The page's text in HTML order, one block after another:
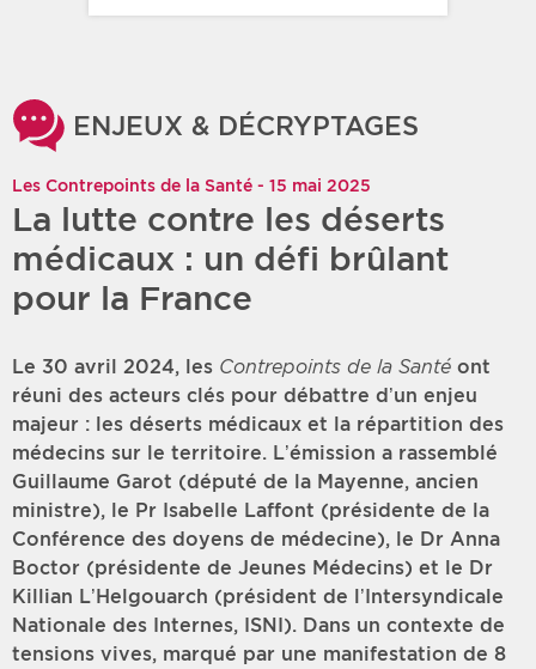
ENJEUX & DÉCRYPTAGES
Les Contrepoints de la Santé - 15 mai 2025
La lutte contre les déserts
médicaux : un défi brûlant
pour la France
Le 30 avril 2024, les Contrepoints de la Santé ont
réuni des acteurs clés pour débattre d’un enjeu
majeur : les déserts médicaux et la répartition des
médecins sur le territoire. L’émission a rassemblé
Guillaume Garot (député de la Mayenne, ancien
ministre), le Pr Isabelle Laffont (présidente de la
Conférence des doyens de médecine), le Dr Anna
Boctor (présidente de Jeunes Médecins) et le Dr
Killian L’Helgouarch (président de l’Intersyndicale
Nationale des Internes, ISNI). Dans un contexte de
tensions vives, marqué par une manifestation de 8